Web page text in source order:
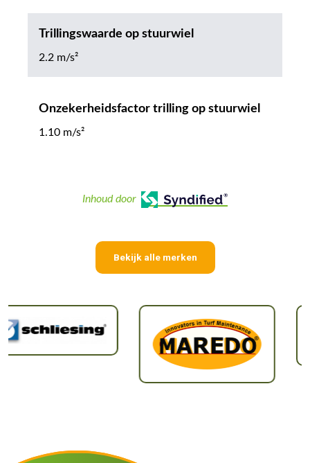
Trillingswaarde op stuurwiel
2.2 m/s²
Onzekerheidsfactor trilling op stuurwiel
1.10 m/s²
Inhoud door
Bekijk alle merken